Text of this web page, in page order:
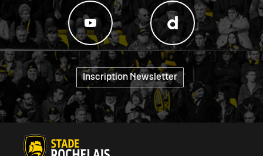
Inscription Newsletter "